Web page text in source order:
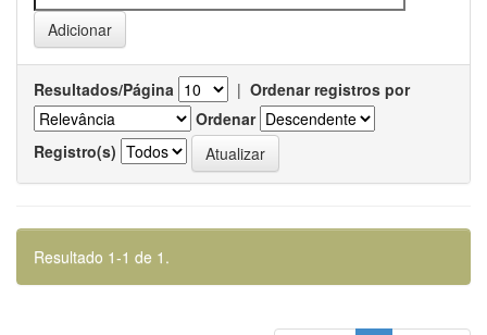
Resultados/Página | Ordenar registros por
Ordenar
Registro(s)
Resultado 1-1 de 1.